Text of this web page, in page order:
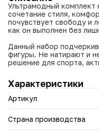
Ультрамодный комплект
сочетание стиля,
почувствует свободу и
как он выполнен без
Данный набор
фигуры. Не натирают и
решение для спорта,
Трусики с высокой
фигуре и сочетаются с
разработан с учетом
Упругий эластичный
Характеристики
Артикул
Страна производства